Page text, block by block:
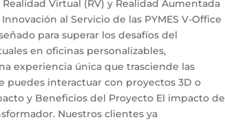
Virtual (RV) y Realidad Aumentada
al Servicio de las PYMES V-Office
para superar los desafíos del
en oficinas personalizables,
experiencia única que trasciende las
puedes interactuar con proyectos 3D o
y Beneficios del Proyecto El impacto de
Nuestros clientes ya